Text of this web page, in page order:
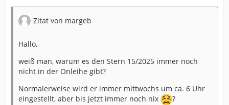
Zitat von margeb
Hallo,
weiß man, warum es den Stern 15/2025 immer noch
nicht in der Onleihe gibt?
Normalerweise wird er immer mittwochs um ca. 6 Uhr
eingestellt, aber bis jetzt immer noch nix
?